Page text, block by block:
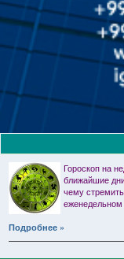
Гороскоп на
ближайшие
чему
еженедельном
Подробнее »